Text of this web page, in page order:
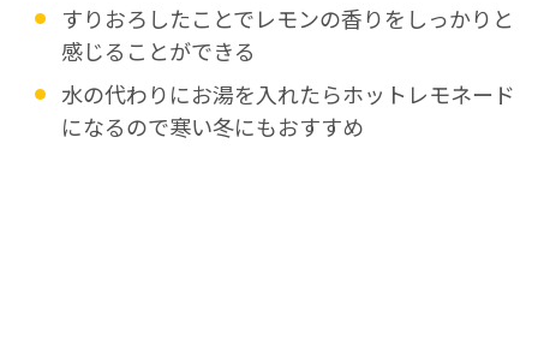
すりおろしたことでレモンの香りをしっかりと
感じることができる
水の代わりにお湯を入れたらホットレモネード
になるので寒い冬にもおすすめ